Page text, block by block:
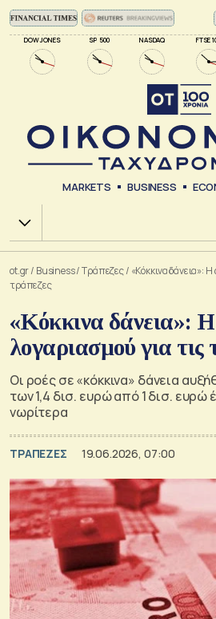
DOW JONES SP 500 NASDAQ FTSE
MARKETS BUSINESS
Χ.Α.
ot.gr/ Business/Τράπεζες/ «Κόκκινα δάνεια»:
τράπεζες
«Κόκκινα δάνεια»:
λογαριασμού για τις
Οι ροές σε «κόκκινα» δάνεια
των 1,4 δισ. ευρώ από 1 δισ. ευρώ
νωρίτερα
ΤΡΑΠΕΖΕΣ 19.06.2026, 07:00